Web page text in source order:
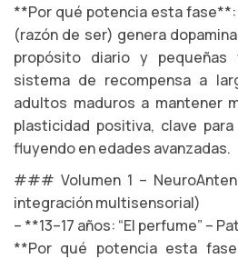
**Por qué potencia esta fase**:
(razón de ser) genera
propósito diario y pequeñas
sistema de recompensa a
adultos maduros a mantener
plasticidad positiva, clave
fluyendo en edades avanzadas.
### Volumen 1 –
integración multisensorial)
– **13–17 años: “El perfume” –
**Por qué potencia esta